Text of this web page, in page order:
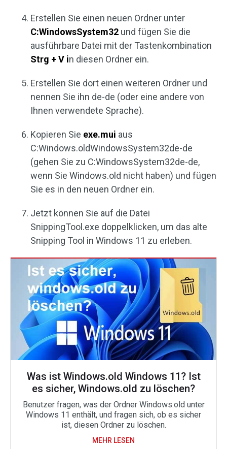
Erstellen Sie einen neuen Ordner unter
C:WindowsSystem32 und fügen Sie die
ausführbare Datei mit der Tastenkombination
Strg + V in diesen Ordner ein.
Erstellen Sie dort einen weiteren Ordner und
nennen Sie ihn de-de (oder eine andere von
Ihnen verwendete Sprache).
Kopieren Sie exe.mui aus
C:Windows.oldWindowsSystem32de-de
(gehen Sie zu C:WindowsSystem32de-de,
wenn Sie Windows.old nicht haben) und fügen
Sie es in den neuen Ordner ein.
Jetzt können Sie auf die Datei
SnippingTool.exe doppelklicken, um das alte
Snipping Tool in Windows 11 zu erleben.
Was ist Windows.old Windows 11? Ist
es sicher, Windows.old zu löschen?
Benutzer fragen, was der Ordner Windows.old unter
Windows 11 enthält, und fragen sich, ob es sicher
ist, diesen Ordner zu löschen.
MEHR LESEN